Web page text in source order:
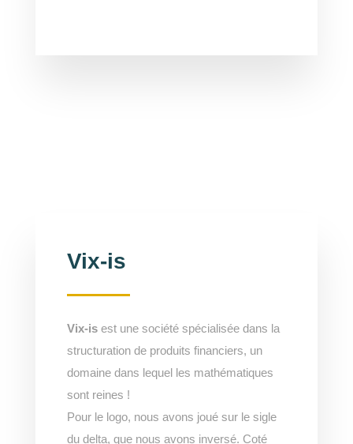
Vix-is
Vix-isest une société spécialisée dans la
structuration de produits financiers, un
domaine dans lequel les mathématiques
sont reines !
Pour le logo, nous avons joué sur le sigle
du delta, que nous avons inversé. Coté